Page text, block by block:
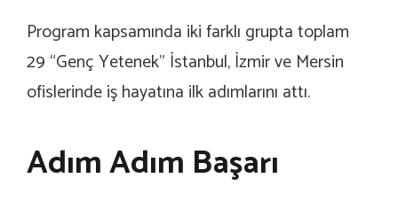
Program kapsamında iki farklı grupta toplam
29 “Genç Yetenek” İstanbul, İzmir ve Mersin
ofislerinde iş hayatına ilk adımlarını attı.
Adım Adım Başarı